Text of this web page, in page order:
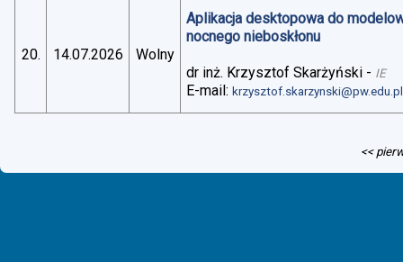
20. 14.07.2026 Wolny
Aplikacja desktopowa do
nocnego nieboskłonu
dr inż. Krzysztof Skarżyński - IE
E-mail:krzysztof.skarzynski@pw.edu.pl
<<